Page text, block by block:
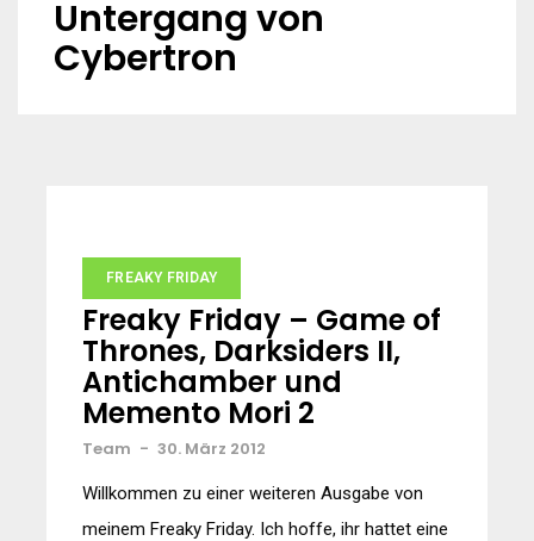
Untergang von
Cybertron
FREAKY FRIDAY
Freaky Friday – Game of
Thrones, Darksiders II,
Antichamber und
Memento Mori 2
Team - 30. März 2012
Willkommen zu einer weiteren Ausgabe von
meinem Freaky Friday. Ich hoffe, ihr hattet eine